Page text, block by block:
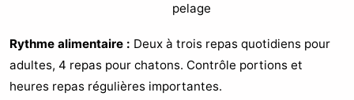
pelage
Rythme alimentaire : Deux à trois repas quotidiens pour
adultes, 4 repas pour chatons. Contrôle portions et
heures repas régulières importantes.